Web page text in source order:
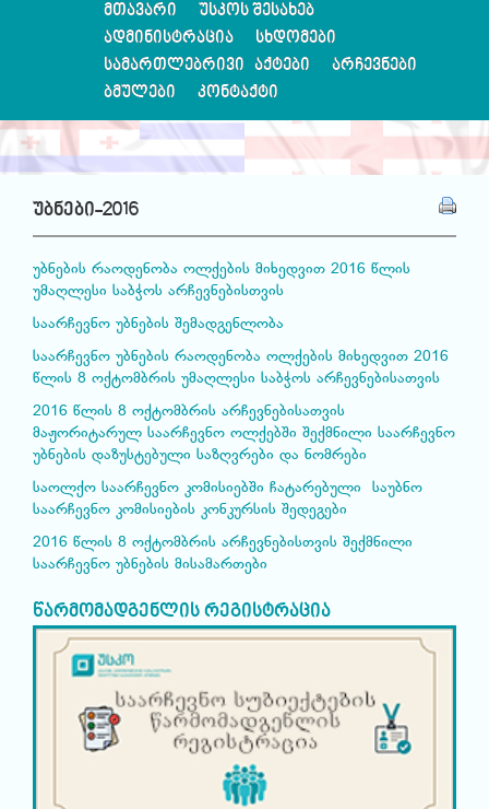
ᲛᲗᲐᲕᲐᲠᲘ
ᲣᲡᲙᲝᲡ ᲨᲔᲡᲐᲮᲔᲑ
ᲐᲓᲛᲘᲜᲘᲡᲢᲠᲐᲪᲘᲐ
ᲡᲮᲓᲝᲛᲔᲑᲘ
ᲡᲐᲛᲐᲠᲗᲚᲔᲑᲠᲘᲕᲘ ᲐᲥᲢᲔᲑᲘ
ᲐᲠᲩᲔᲕᲜᲔᲑᲘ
ᲑᲛᲣᲚᲔᲑᲘ
ᲙᲝᲜᲢᲐᲥᲢᲘ
უბნები-2016
უბნების რაოდენობა ოლქების მიხედვით 2016 წლის
უმაღლესი საბჭოს არჩევნებისთვის
საარჩევნო უბნების შემადგენლობა
საარჩევნო უბნების რაოდენობა ოლქების მიხედვით 2016
წლის 8 ოქტომბრის უმაღლესი საბჭოს არჩევნებისათვის
2016 წლის 8 ოქტომბრის არჩევნებისათვის
მაჟორიტარულ საარჩევნო ოლქებში შექმნილი საარჩევნო
უბნების დაზუსტებული საზღვრები და ნომრები
საოლქო საარჩევნო კომისიებში ჩატარებული საუბნო
საარჩევნო კომისიების კონკურსის შედეგები
2016 წლის 8 ოქტომბრის არჩევნებისთვის შექმნილი
საარჩევნო უბნების მისამართები
წარმომადგენლის რეგისტრაცია